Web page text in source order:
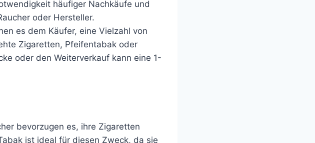
häufiger Nachkäufe und
oder Hersteller.
es dem Käufer, eine Vielzahl von
Zigaretten, Pfeifentabak oder
oder den Weiterverkauf kann eine 1-
bevorzugen es, ihre Zigaretten
ist ideal für diesen Zweck, da sie